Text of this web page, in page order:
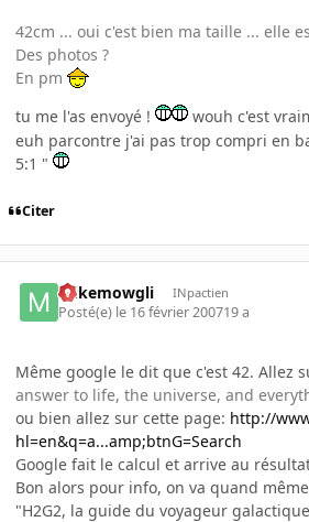
42cm ... oui c'est bien ma taille ... elle
Des photos ?
En pm
tu me l'as envoyé !
wouh c'est
euh parcontre j'ai pas trop compri en
5:1 "
Citer
mikemowgli INpactien
Posté(e) le 16 février 200719 a
Même google le dit que c'est 42. Allez
answer to life, the universe, and
ou bien allez sur cette page: http://
hl=en&q=a...amp;btnG=Search
Google fait le calcul et arrive au
Bon alors pour info, on va quand
"H2G2, la guide du voyageur